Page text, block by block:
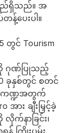
ည်ရှိသည်။ အ
န့်ပေးပါ။
တွင် Tourism
ဂုဏ်ပြုသည့်
ခုနှစ်တွင် စတင်
ကဏ္ဍအတွက်
အား ချီးမြှင့်ခဲ့
က်နာခြင်း၊
န် ကြိုးပမ်း